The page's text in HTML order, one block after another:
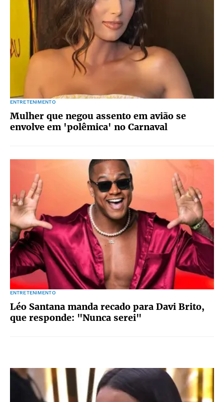
ENTRETENIMENTO
Mulher que negou assento em avião se
envolve em 'polêmica' no Carnaval
ENTRETENIMENTO
Léo Santana manda recado para Davi Brito,
que responde: "Nunca serei"